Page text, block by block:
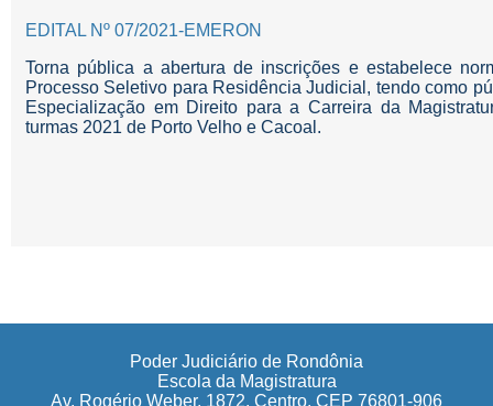
EDITAL Nº 07/2021-EMERON
Torna pública a abertura de inscrições e estabelece
Processo Seletivo para Residência Judicial, tendo como
Especialização em Direito para a Carreira da
turmas 2021 de Porto Velho e Cacoal.
Poder Judiciário de Rondônia
Escola da Magistratura
Av. Rogério Weber, 1872, Centro. CEP 76801-906